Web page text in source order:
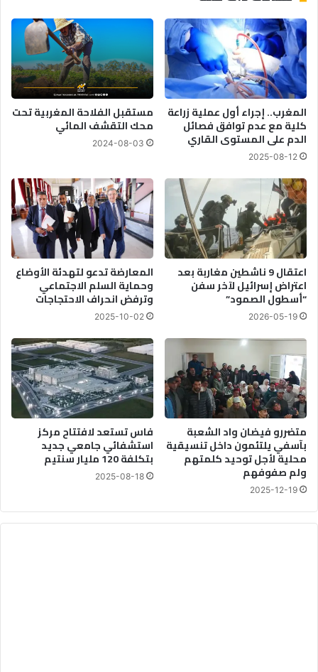
المغرب.. إجراء أول عملية زراعة
كلية مع عدم توافق فصائل
الدم على المستوى القاري
2025-08-12
مستقبل الفلاحة المغربية تحت
محك التقشف المائي
2024-08-03
اعتقال 9 ناشطين مغاربة بعد
اعتراض إسرائيل لآخر سفن
“أسطول الصمود”
2026-05-19
المعارضة تدعو لتهدئة الأوضاع
وحماية السلم الاجتماعي
وترفض انحراف الاحتجاجات
2025-10-02
متضررو فيضان واد الشعبة
بآسفي يلتئمون داخل تنسيقية
محلية لأجل توحيد كلمتهم
ولم صفوفهم
2025-12-19
فاس تستعد لافتتاح مركز
استشفائي جامعي جديد
بتكلفة 120 مليار سنتيم
2025-08-18